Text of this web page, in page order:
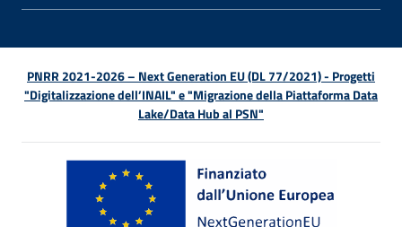
PNRR 2021-2026 – Next Generation EU (DL 77/2021) - Progetti
"Digitalizzazione dell’INAIL" e "Migrazione della Piattaforma Data
Lake/Data Hub al PSN"